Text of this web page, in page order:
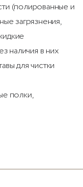
(полированные и
загрязнения,
наличия в них
для чистки
полки,